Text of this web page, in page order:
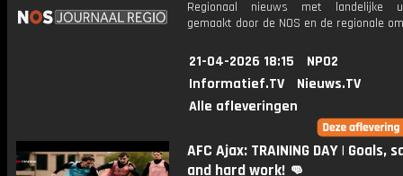
Regionaal nieuws met landelijke
gemaakt door de NOS en de regionale
21-04-2026 18:15
NPO2
Informatief.TV
Nieuws.TV
Alle afleveringen
AFC Ajax: TRAINING DAY | Goals,
and hard work! 👊